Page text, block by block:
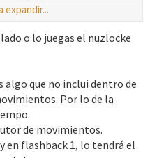
expandir...
o lo juegas el nuzlocke
que no inclui dentro de
Por lo de la
de movimientos.
en flashback 1, lo tendrá el